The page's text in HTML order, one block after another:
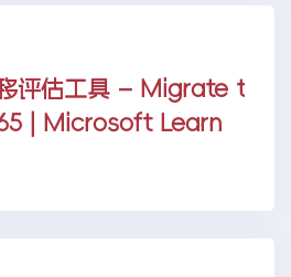
评估工具 – Migrate t
| Microsoft Learn